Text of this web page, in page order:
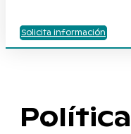
Solicita información